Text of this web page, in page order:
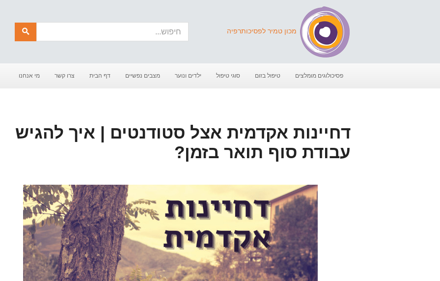
מכון טמיר לפסיכותרפיה
חיפוש
פסיכולוגים מומלצים טיפול בזום סוגי טיפול ילדים ונוער מצבים נפשיים דף הבית צרו קשר מי אנחנו
דחיינות אקדמית אצל סטודנטים | איך להגיש
עבודת סוף תואר בזמן?